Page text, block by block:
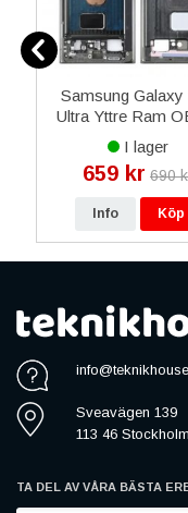
Samsung Galaxy
Ultra Yttre Ram
Grön
I lager
659 kr 690
Info Köp
Sveavägen 139
113 46 Stockholm
TA DEL AV VÅRA BÄSTA